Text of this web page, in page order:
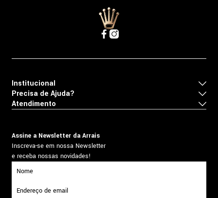
Institucional
Precisa de Ajuda?
Atendimento
Assine a Newsletter da Arrais
Inscreva-se em nossa Newsletter
e receba nossas novidades!